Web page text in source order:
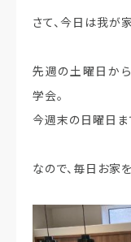
さて、今日は我が
先週の土曜日か
学会。
今週末の日曜日ま
なので、毎日お家